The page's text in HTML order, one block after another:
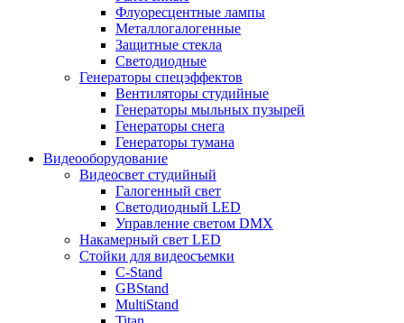
Флуоресцентные лампы
Металлогалогенные
Защитные стекла
Светодиодные
Генераторы спецэффектов
Вентиляторы студийные
Генераторы мыльных пузырей
Генераторы снега
Генераторы тумана
Видеооборудование
Видеосвет студийный
Галогенный свет
Светодиодный LED
Управление светом DMX
Накамерный свет LED
Стойки для видеосъемки
C-Stand
GBStand
MultiStand